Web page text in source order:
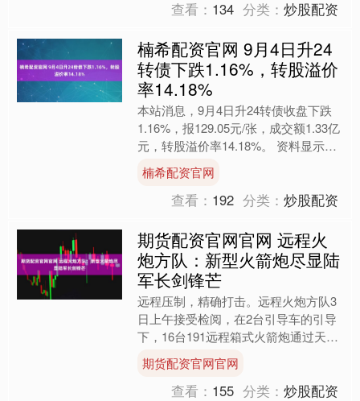
查看： 134 分类：炒股配资
楠希配资官网 9月4日升24
转债下跌1.16%，转股溢价
率14.18%
本站消息，9月4日升24转债收盘下跌
1.16%，报129.05元/张，成交额1.33亿
元，转股溢价率14.18%。 资料显示，
升24转债信用级别为“AA-”，债....
楠希配资官网
查看： 192 分类：炒股配资
期货配资官网官网 远程火
炮方队：新型火箭炮尽显陆
军长剑锋芒
远程压制，精确打击。远程火炮方队3
日上午接受检阅，在2台引导车的引导
下，16台191远程箱式火箭炮通过天安
门广场。 这次亮相的两型191远程箱式
火箭炮，具有射程....
期货配资官网官网
查看： 155 分类：炒股配资